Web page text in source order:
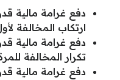
ارتكاب المخالفة
تكرار المخالفة